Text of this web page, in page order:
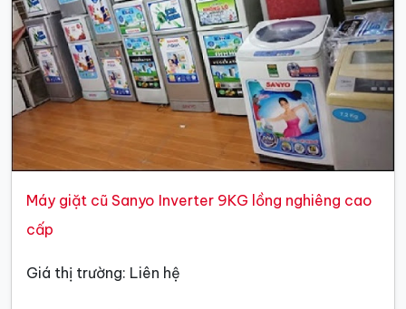
Máy giặt cũ Sanyo Inverter 9KG lồng nghiêng cao
cấp
Giá thị trường: Liên hệ